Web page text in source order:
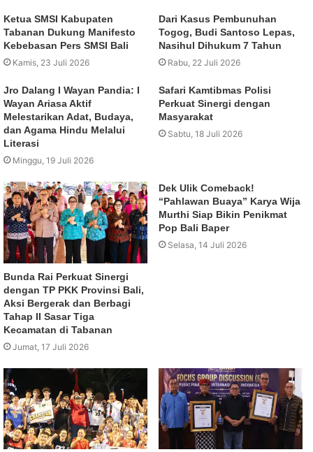
Ketua SMSI Kabupaten
Tabanan Dukung Manifesto
Kebebasan Pers SMSI Bali
Kamis, 23 Juli 2026
Dari Kasus Pembunuhan
Togog, Budi Santoso Lepas,
Nasihul Dihukum 7 Tahun
Rabu, 22 Juli 2026
Jro Dalang I Wayan Pandia: I
Wayan Ariasa Aktif
Melestarikan Adat, Budaya,
dan Agama Hindu Melalui
Literasi
Minggu, 19 Juli 2026
Safari Kamtibmas Polisi
Perkuat Sinergi dengan
Masyarakat
Sabtu, 18 Juli 2026
Bunda Rai Perkuat Sinergi
dengan TP PKK Provinsi Bali,
Aksi Bergerak dan Berbagi
Tahap II Sasar Tiga
Kecamatan di Tabanan
Jumat, 17 Juli 2026
Dek Ulik Comeback!
“Pahlawan Buaya” Karya Wija
Murthi Siap Bikin Penikmat
Pop Bali Baper
Selasa, 14 Juli 2026